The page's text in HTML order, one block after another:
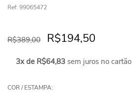
Ref: 99065472
R$389,00 R$194,50
3x de R$64,83 sem juros no cartão
COR / ESTAMPA: